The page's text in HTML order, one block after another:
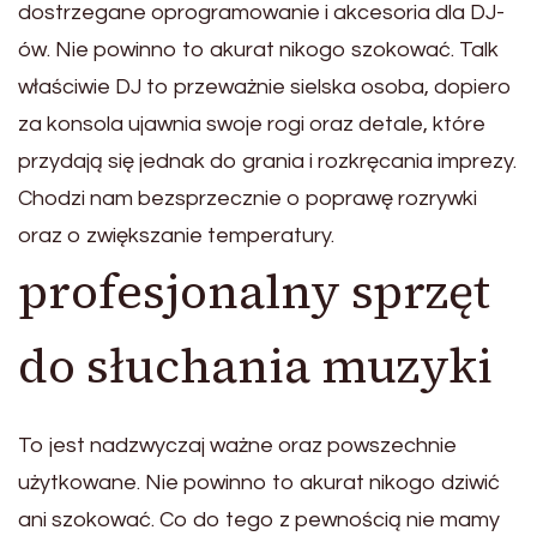
dostrzegane oprogramowanie i akcesoria dla DJ-
ów. Nie powinno to akurat nikogo szokować. Talk
właściwie DJ to przeważnie sielska osoba, dopiero
za konsola ujawnia swoje rogi oraz detale, które
przydają się jednak do grania i rozkręcania imprezy.
Chodzi nam bezsprzecznie o poprawę rozrywki
oraz o zwiększanie temperatury.
profesjonalny sprzęt
do słuchania muzyki
To jest nadzwyczaj ważne oraz powszechnie
użytkowane. Nie powinno to akurat nikogo dziwić
ani szokować. Co do tego z pewnością nie mamy